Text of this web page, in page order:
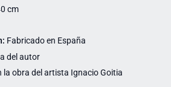
cm
Fabricado en España
del autor
la obra del artista Ignacio Goitia